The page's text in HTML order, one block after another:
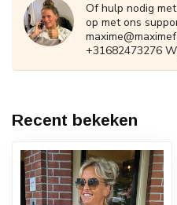
Of hulp nodig
op met ons
+31682473276
Recent bekeken